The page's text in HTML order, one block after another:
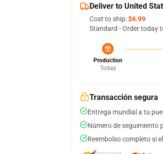
Deliver to United
Cost to ship:$6.99
Standard - Order today
Production
Today
Transacción segura
Entrega mundial a tu
Número de seguimiento
Reembolso completo si